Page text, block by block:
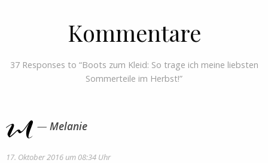
Kommentare
37 Responses to “Boots zum Kleid: So trage ich meine liebsten
Sommerteile im Herbst!”
Melanie
17. Oktober 2016 um 08:34 Uhr